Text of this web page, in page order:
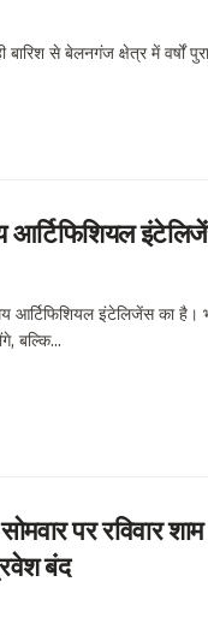
बारिश से बेलनगंज क्षेत्र में वर्षों
इंटेलिजेंस का है।
बल्कि...
पर रविवार
बंद